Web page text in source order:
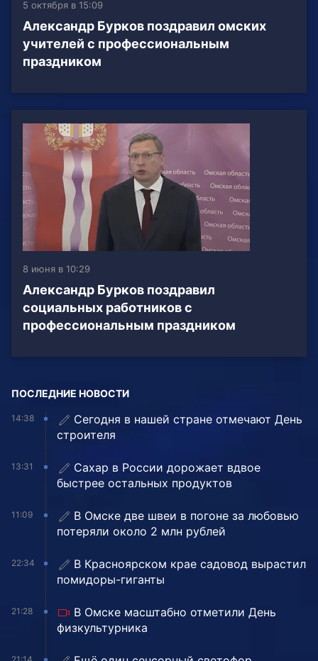
5 октября в 15:09
Александр Бурков поздравил омских
учителей с профессиональным
праздником
8 июня в 10:29
Александр Бурков поздравил
социальных работников с
профессиональным праздником
ПОСЛЕДНИЕ НОВОСТИ
14:38
Сегодня в нашей стране отмечают День
строителя
13:31
Сахар в России дорожает вдвое
быстрее остальных продуктов
11:09
В Омске две швеи в погоне за любовью
потеряли около 2 млн рублей
22:34
В Красноярском крае садовод вырастил
помидоры-гиганты
21:28
В Омске масштабно отметили День
физкультурника